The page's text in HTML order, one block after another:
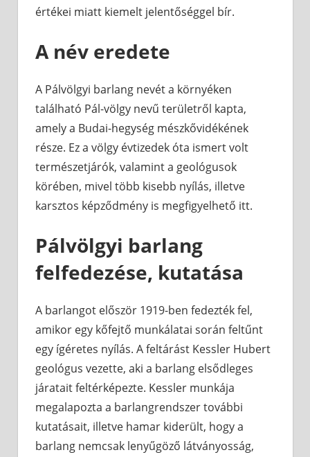
értékei miatt kiemelt jelentőséggel bír.
A név eredete
A Pálvölgyi barlang nevét a környéken
található Pál-völgy nevű területről kapta,
amely a Budai-hegység mészkővidékének
része. Ez a völgy évtizedek óta ismert volt
természetjárók, valamint a geológusok
körében, mivel több kisebb nyílás, illetve
karsztos képződmény is megfigyelhető itt.
Pálvölgyi barlang
felfedezése, kutatása
A barlangot először 1919-ben fedezték fel,
amikor egy kőfejtő munkálatai során feltűnt
egy ígéretes nyílás. A feltárást Kessler Hubert
geológus vezette, aki a barlang elsődleges
járatait feltérképezte. Kessler munkája
megalapozta a barlangrendszer további
kutatásait, illetve hamar kiderült, hogy a
barlang nemcsak lenyűgöző látványosság,